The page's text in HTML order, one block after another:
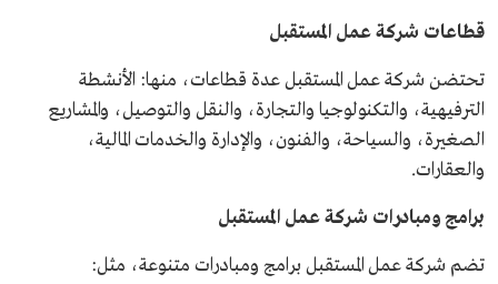
قطاعات شركة عمل المستقبل
تحتضن شركة عمل المستقبل عدة قطاعات، منها: الأنشطة
الترفيهية، والتكنولوجيا والتجارة، والنقل والتوصيل، والمشاريع
الصغيرة، والسياحة، والفنون، والإدارة والخدمات المالية،
والعقارات.
برامج ومبادرات شركة عمل المستقبل
تضم شركة عمل المستقبل برامج ومبادرات متنوعة، مثل: